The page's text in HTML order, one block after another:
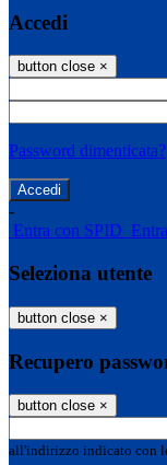
Accedi
button close ×
Password dimenticata?
-
Entra con SPID
Seleziona utente
button close ×
Recupero
button close ×
all'indirizzo indicato con